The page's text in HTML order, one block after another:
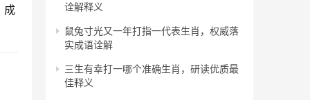
成
诠解释义
鼠兔寸光又一年打指一代表生肖，权威落
实成语诠解
三生有幸打一哪个准确生肖，研读优质最
佳释义